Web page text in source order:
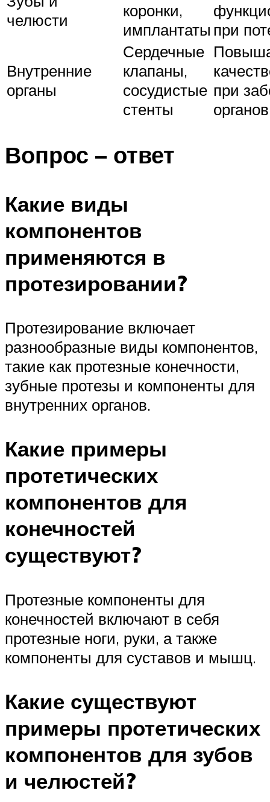
челюсти
коронки,
имплантаты при
Внутренние
органы
Сердечные
клапаны,
сосудистые
стенты
при
органов
Вопрос – ответ
Какие виды
компонентов
применяются в
протезировании?
Протезирование включает
разнообразные виды компонентов,
такие как протезные конечности,
зубные протезы и компоненты для
внутренних органов.
Какие примеры
протетических
компонентов для
конечностей
существуют?
Протезные компоненты для
конечностей включают в себя
протезные ноги, руки, а также
компоненты для суставов и мышц.
Какие существуют
примеры протетических
компонентов для зубов
и челюстей?